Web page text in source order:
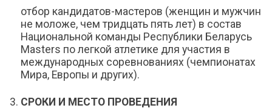
отбор кандидатов-мастеров (женщин и мужчин
не моложе, чем тридцать пять лет) в состав
Национальной команды Республики Беларусь
Masters по легкой атлетике для участия в
международных соревнованиях (чемпионатах
Мира, Европы и других).
СРОКИ И МЕСТО ПРОВЕДЕНИЯ